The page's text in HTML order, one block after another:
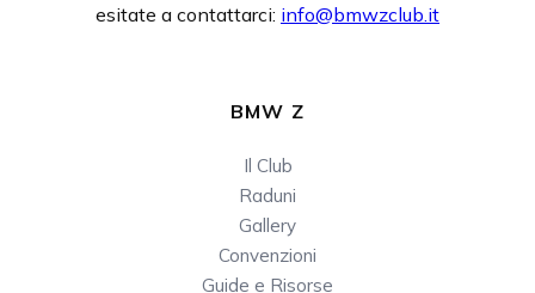
esitate a contattarci: info@bmwzclub.it
BMW Z
Il Club
Raduni
Gallery
Convenzioni
Guide e Risorse